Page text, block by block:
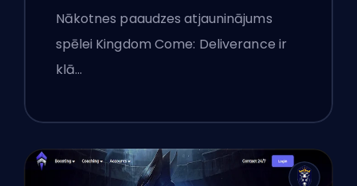
Atjauninājums: Padziļināta
Analīze
Nākotnes paaudzes atjauninājums
spēlei Kingdom Come: Deliverance ir
klā…